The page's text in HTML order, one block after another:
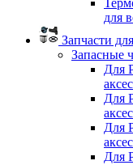
для
Запчасти
Запасные
Для
Для
Для
Для